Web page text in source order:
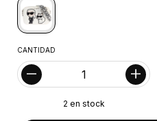
CANTIDAD
2 en stock